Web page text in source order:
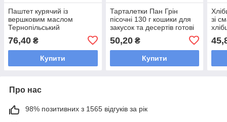
Паштет курячий із
вершковим маслом
Тернопільський
м'ясокомбінат 225 грамів
у жерстяній банці
76,40 ₴
Купити
Тарталетки Пан Грін
пісочні 130 г кошики для
закусок та десертів готові
тарталетки для фуршету
50,20₴
Купити
зі
Про нас
98% позитивних з 1565 відгуків за рік